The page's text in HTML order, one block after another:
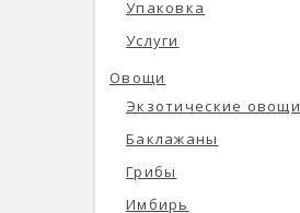
Упаковка
Услуги
Овощи
Экзотические овощи
Баклажаны
Грибы
Имбирь